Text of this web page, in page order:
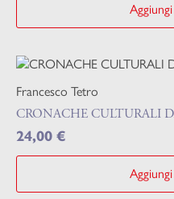
Francesco Tetro
CRONACHE CULTURALI
24,00 €